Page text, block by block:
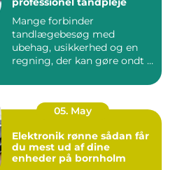
Mange forbinder
tandlægebesøg med
ubehag, usikkerhed og en
regning, der kan gøre ondt i
05. May
Elektronik rønne sådan får
du mest ud af dine
enheder på bornholm